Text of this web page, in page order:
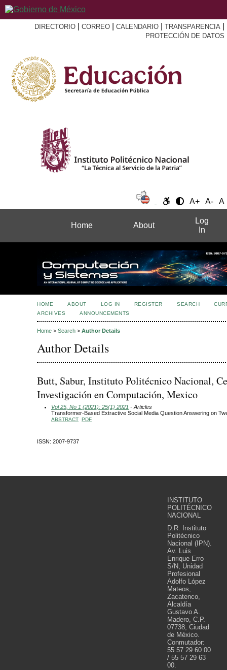
DIRECTORIO CORREO CALENDARIO TRANSPARENCIA
PROTECCIÓN DE DATOS
A+ A- A
Home About
Log
In
HOME ABOUT LOG IN REGISTER SEARCH
ARCHIVES
ANNOUNCEMENTS
Home > Search > Author Details
Author Details
Butt, Sabur, Instituto Politécnico Nacional,
Investigación en Computación, Mexico
Vol 25, No 1 (2021): 25(1) 2021 - Articles
Transformer-Based Extractive Social Media Question Answering on
ABSTRACT PDF
ISSN: 2007-9737
INSTITUTO
POLITÉCNICO
NACIONAL
D.R. Instituto
Politécnico
Nacional (IPN).
Av. Luis
Enrique Erro
S/N, Unidad
Profesional
Adolfo López
Mateos,
Zacatenco,
Alcaldía
Gustavo A.
Madero, C.P.
07738, Ciudad
de México.
Conmutador:
55 57 29 60 00
/ 55 57 29 63
00.